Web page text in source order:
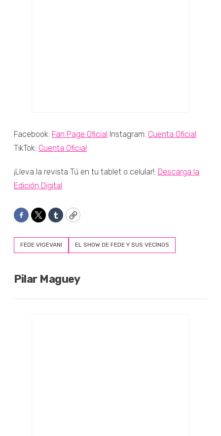
Facebook: Fan Page Oficial Instagram: Cuenta Oficial
TikTok: Cuenta Oficial
¡Lleva la revista Tú en tu tablet o celular!: Descarga la
Edición Digital
Facebook
TwitterTumblrCopy
FEDE VIGEVANI EL SHOW DE FEDE Y SUS VECINOS
Pilar Maguey